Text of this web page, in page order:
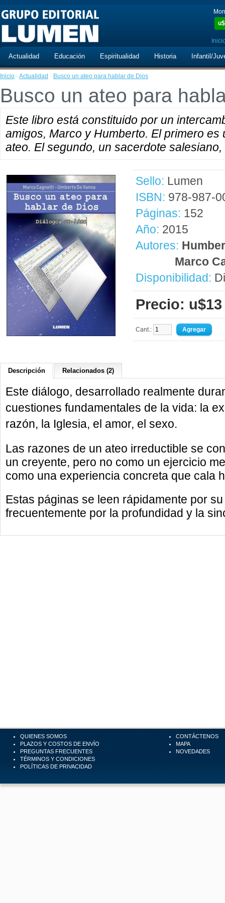
u$
Actualidad Educación Espiritualidad Historia Infantil/
Inicio · Actualidad · Busco un ateo para hablar de Dios
Busco un ateo para
Este libro está constituido por un
amigos, Marco y Humberto. El primero
ateo. El segundo, un sacerdote
Sello: Lumen
ISBN: 978-987-
Páginas: 152
Año: 2015
Autores:
Marco
Disponibilidad:
Precio: u$13
Cant.:
Descripción Relacionados (2)
Este diálogo, desarrollado realmente
cuestiones fundamentales de la vida: la
razón, la Iglesia, el amor, el sexo.
Las razones de un ateo irreductible se
un creyente, pero no como un ejercicio
como una experiencia concreta que cala
Estas páginas se leen rápidamente por
frecuentemente por la profundidad y la
QUIENES SOMOS
PLAZOS Y COSTOS DE ENVÍO
PREGUNTAS FRECUENTES
TÉRMINOS Y CONDICIONES
POLÍTICAS DE PRIVACIDAD
CONTÁCTENOS
MAPA
NOVEDADES